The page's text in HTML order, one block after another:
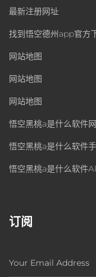
最新注册网址
找到悟空德州app官方
网站地图
网站地图
网站地图
悟空黑桃a是什么软件
悟空黑桃a是什么软件
悟空黑桃a是什么软件
订阅
Your Email Address